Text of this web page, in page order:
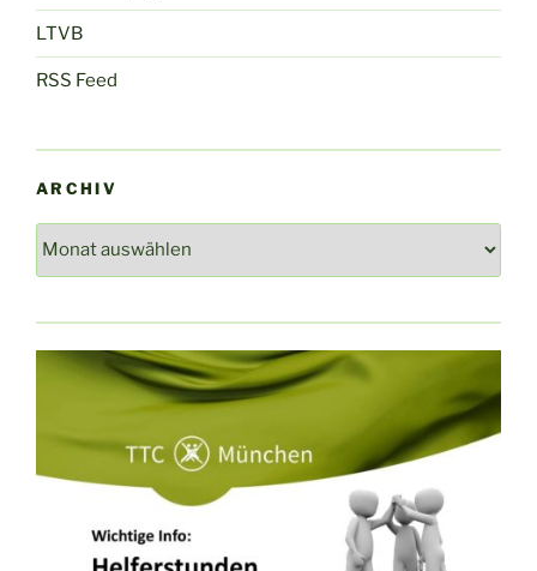
LTVB
RSS Feed
ARCHIV